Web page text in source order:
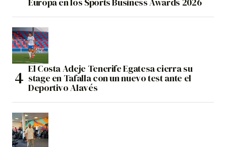
El Costa Adeje Tenerife Egatesa cierra su
stage en Tafalla con un nuevo test ante el
Deportivo Alavés